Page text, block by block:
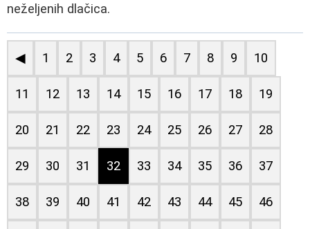
neželjenih dlačica.
◀ 1 2 3 4 5 6 7 8 9 10
11 12 13 14 15 16 17 18 19
20 21 22 23 24 25 26 27 28
29 30 31 32 33 34 35 36 37
38 39 40 41 42 43 44 45 46